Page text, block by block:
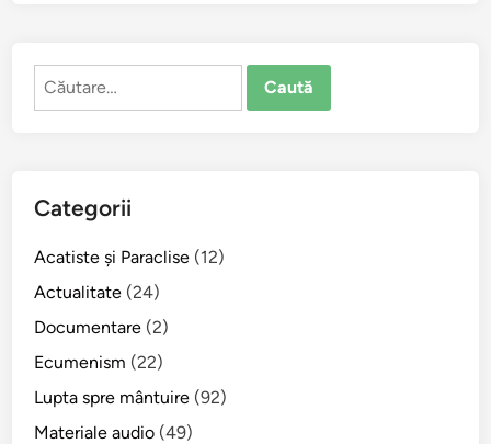
u
n
r
o
d
ş
i
Caută
Categorii
Acatiste şi Paraclise (12)
Actualitate (24)
Documentare (2)
Ecumenism (22)
Lupta spre mântuire (92)
Materiale audio (49)